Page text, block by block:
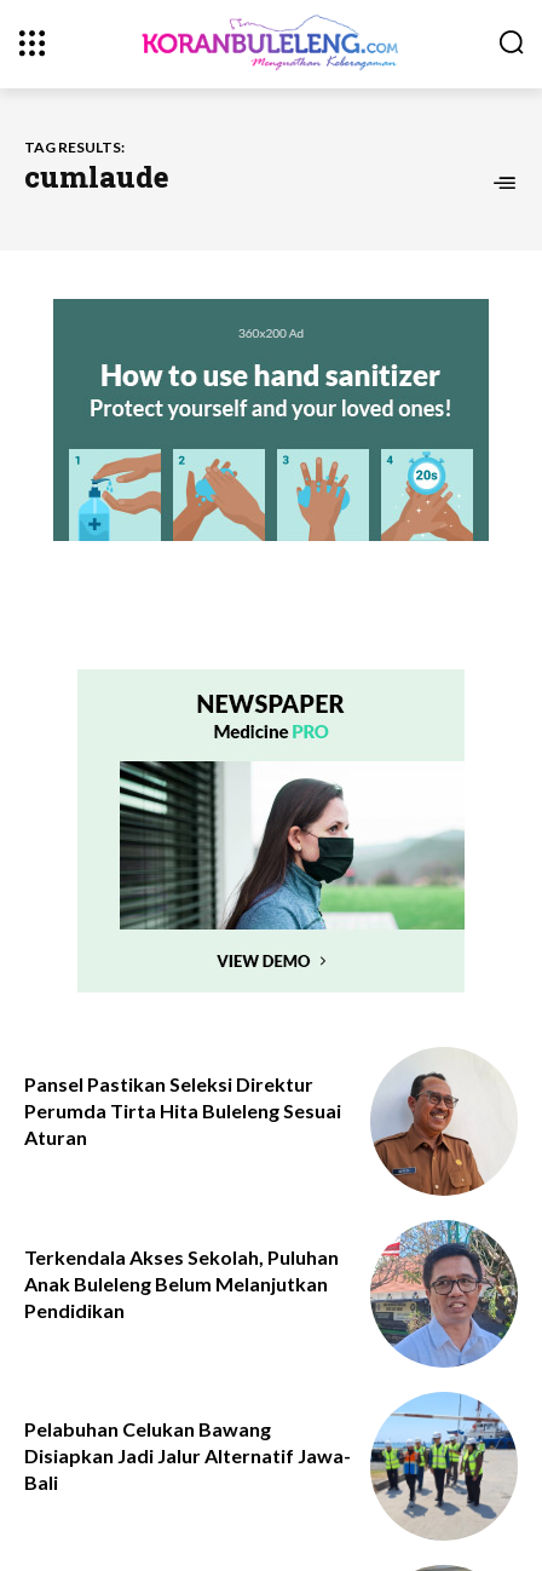
TAG RESULTS:
cumlaude
Pansel Pastikan Seleksi Direktur
Perumda Tirta Hita Buleleng Sesuai
Aturan
Terkendala Akses Sekolah, Puluhan
Anak Buleleng Belum Melanjutkan
Pendidikan
Pelabuhan Celukan Bawang
Disiapkan Jadi Jalur Alternatif Jawa-
Bali